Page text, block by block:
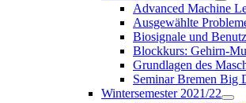
Advanced Machine
Ausgewählte
Biosignale und
Blockkurs: Gehirn-
Grundlagen des
Seminar Bremen Big
Wintersemester 2021/22